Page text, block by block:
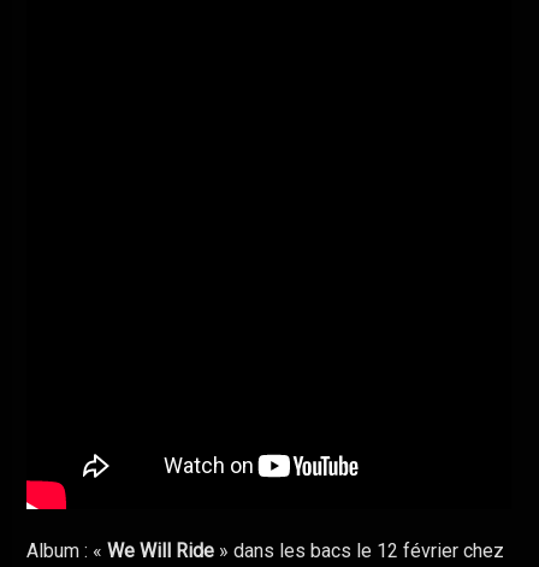
Album : «We Will Ride » dans les bacs le 12 février chez